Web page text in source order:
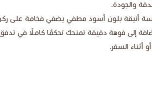
والجودة.
أنيقة بلون أسود مطفي يضفي فخامة على
إلى فوهة دقيقة تمنحك تحكمًا كاملًا في